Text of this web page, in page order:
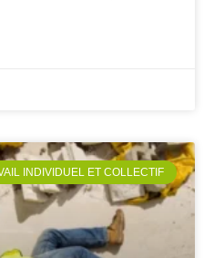
INDIVIDUEL ET COLLECTIF